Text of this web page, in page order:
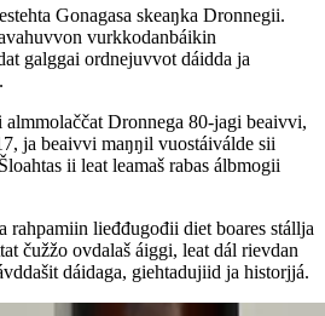
Gonagasa skeaŋka Dronnegii.
vurkkodanbáikin
galggai ordnejuvvot dáidda ja
Dronnega 80-jagi beaivvi,
ja beaivvi maŋŋil vuostáiválde sii
ii leat leamaš rabas álbmogii
rahpamiin lieđđugođii diet boares stállja
čužžo ovdalaš áiggi, leat dál rievdan
dáidaga, giehtadujiid ja historjjá.